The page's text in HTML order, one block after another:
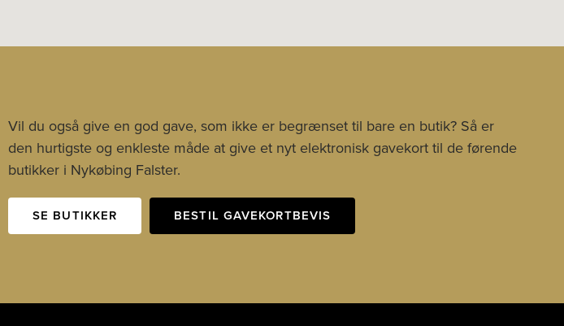
Vil du også give en god gave, som ikke er begrænset til bare en butik? Så er
den hurtigste og enkleste måde at give et nyt elektronisk gavekort til de førende
butikker i Nykøbing Falster.
SE BUTIKKER BESTIL GAVEKORTBEVIS